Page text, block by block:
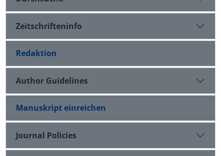
Zeitschrifteninfo
Redaktion
Author Guidelines
Manuskript einreichen
Journal Policies